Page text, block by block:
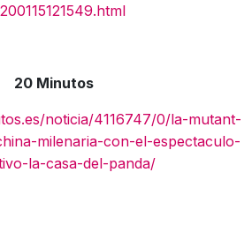
20 Minutos
noticia/4116747/0/la-mutant-
milenaria-con-el-espectaculo-
la-casa-del-panda/